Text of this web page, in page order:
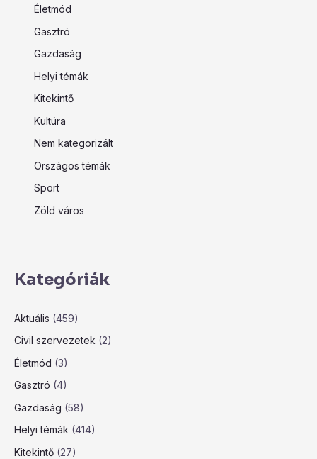
Életmód
Gasztró
Gazdaság
Helyi témák
Kitekintő
Kultúra
Nem kategorizált
Országos témák
Sport
Zöld város
Kategóriák
Aktuális (459)
Civil szervezetek (2)
Életmód (3)
Gasztró (4)
Gazdaság (58)
Helyi témák (414)
Kitekintő (27)